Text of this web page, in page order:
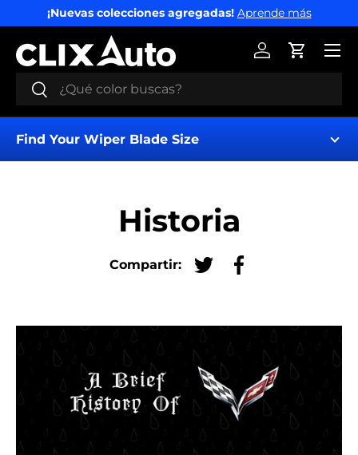
IR AL CONTENIDO
¡Nuevas colecciones agregadas! Aprende más
Buscar
Buscar
Iniciar sesión
Carrito
Menú
Find Your Wiper Blade Size
Historia
Compartir:
Tuitear en Twitter
Compartir en